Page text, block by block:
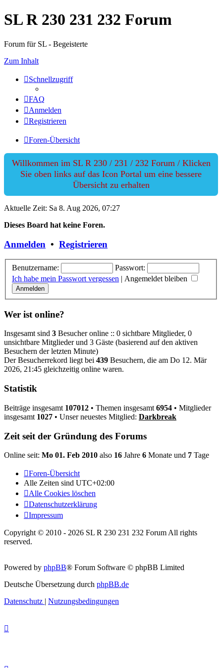
SL R 230 231 232 Forum
Forum für SL - Begeisterte
Zum Inhalt
Schnellzugriff
FAQ
Anmelden
Registrieren
Foren-Übersicht
Willkommen im SL R 230 / 231 / 232 Forum / Klicken
Sie oben links auf das Icon Portal um eine bessere
Übersicht zu erhalten
Aktuelle Zeit: Sa 8. Aug 2026, 07:27
Dieses Board hat keine Foren.
Anmelden • Registrieren
Benutzername:
Passwort:
Ich habe mein Passwort vergessen | Angemeldet bleiben
Wer ist online?
Insgesamt sind 3 Besucher online :: 0 sichtbare Mitglieder, 0
unsichtbare Mitglieder und 3 Gäste (basierend auf den aktiven
Besuchern der letzten Minute)
Der Besucherrekord liegt bei 439 Besuchern, die am Do 12. Mär
2026, 21:45 gleichzeitig online waren.
Statistik
Beiträge insgesamt 107012 • Themen insgesamt 6954 • Mitglieder
insgesamt 1027 • Unser neuestes Mitglied: Darkbreak
Zeit seit der Gründung des Forums
Online seit: Mo 01. Feb 2010 also 16 Jahre 6 Monate und 7 Tage
Foren-Übersicht
Alle Zeiten sind UTC+02:00
Alle Cookies löschen
Datenschutzerklärung
Impressum
Copyright © 2010 - 2026 SL R 230 231 232 Forum All rights
reserved.
Powered by phpBB® Forum Software © phpBB Limited
Deutsche Übersetzung durch phpBB.de
Datenschutz | Nutzungsbedingungen